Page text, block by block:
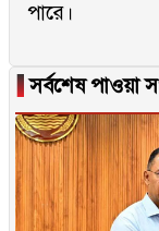
পারে।
▐সর্বশেষ পাওয়া